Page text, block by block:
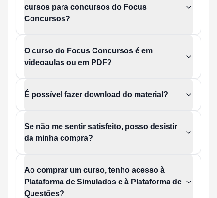
cursos para concursos do Focus
Concursos?
O curso do Focus Concursos é em
videoaulas ou em PDF?
É possível fazer download do material?
Se não me sentir satisfeito, posso desistir
da minha compra?
Ao comprar um curso, tenho acesso à
Plataforma de Simulados e à Plataforma de
Questões?